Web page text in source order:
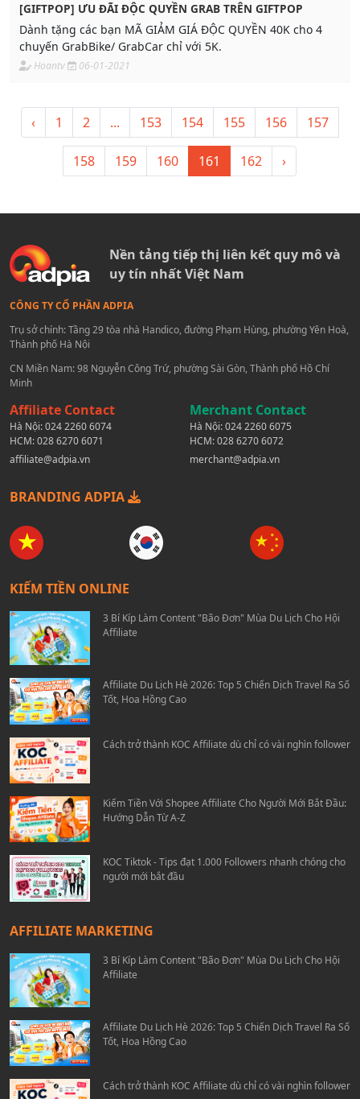
[GIFTPOP] ƯU ĐÃI ĐỘC QUYỀN GRAB TRÊN GIFTPOP
Dành tặng các bạn MÃ GIẢM GIÁ ĐỘC QUYỀN 40K cho 4
chuyến GrabBike/ GrabCar chỉ với 5K.
Hoantv 06-01-2021
‹ 1 2 ... 153 154 155 156 157
158 159 160 161 162 ›
Nền tảng tiếp thị liên kết quy mô và
uy tín nhất Việt Nam
CÔNG TY CỔ PHẦN ADPIA
Trụ sở chính: Tầng 29 tòa nhà Handico, đường Phạm Hùng, phường Yên Hoà,
Thành phố Hà Nội
CN Miền Nam: 98 Nguyễn Công Trứ, phường Sài Gòn, Thành phố Hồ Chí
Minh
Affiliate Contact
Hà Nội:024 2260 6074
HCM:028 6270 6071
affiliate@adpia.vn
Merchant Contact
Hà Nội:024 2260 6075
HCM:028 6270 6072
merchant@adpia.vn
BRANDING ADPIA
KIẾM TIỀN ONLINE
3 Bí Kíp Làm Content "Bão Đơn" Mùa Du Lịch Cho Hội
Affiliate
Affiliate Du Lịch Hè 2026: Top 5 Chiến Dịch Travel Ra Số
Tốt, Hoa Hồng Cao
Cách trở thành KOC Affiliate dù chỉ có vài nghìn follower
Kiếm Tiền Với Shopee Affiliate Cho Người Mới Bắt Đầu:
Hướng Dẫn Từ A-Z
KOC Tiktok - Tips đạt 1.000 Followers nhanh chóng cho
người mới bắt đầu
AFFILIATE MARKETING
3 Bí Kíp Làm Content "Bão Đơn" Mùa Du Lịch Cho Hội
Affiliate
Affiliate Du Lịch Hè 2026: Top 5 Chiến Dịch Travel Ra Số
Tốt, Hoa Hồng Cao
Cách trở thành KOC Affiliate dù chỉ có vài nghìn follower